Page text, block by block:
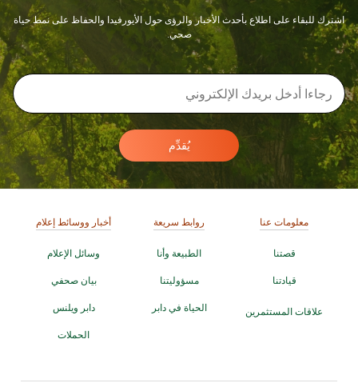
اشترك للبقاء على اطلاع بأحدث الأخبار والرؤى حول الأيورفيدا والحفاظ على نمط حياة
صحي.
يُقدِّم
معلومات عنا
قصتنا
قيادتنا
علاقات المستثمرين
روابط سريعة
الطبيعة وأنا
مسؤوليتنا
الحياة في دابر
أخبار ووسائط إعلام
وسائل الإعلام
بيان صحفي
دابر ويلنس
الحملات